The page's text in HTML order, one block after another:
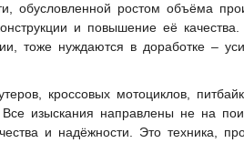
обусловленной ростом объёма
и повышение её
тоже нуждаются в доработке –
кроссовых мотоциклов,
изыскания направлены не на
и надёжности. Это техника,